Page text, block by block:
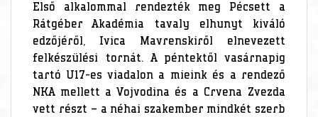
Első alkalommal rendezték meg Pécsett a
Rátgéber Akadémia tavaly elhunyt kiváló
edzőjéről, Ivica Mavrenskiről elnevezett
felkészülési tornát. A péntektől vasárnapig
tartó U17-es viadalon a mieink és a rendező
NKA mellett a Vojvodina és a Crvena Zvezda
vett részt – a néhai szakember mindkét szerb